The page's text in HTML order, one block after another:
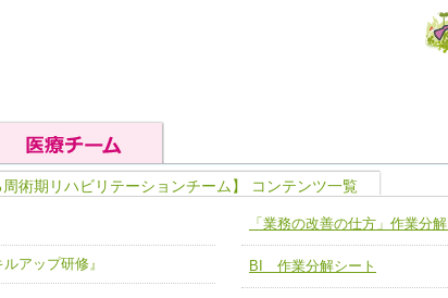
能力
て、必要な基礎能力を身につ
ユニット４ 専門能力拡大・向上
各職種のスキルを拡大・向上さ
決チーム】
よる高度医療を必要とする在
チーム14【苦情・クレーム・
チーム15【人材養成エキスパー
術期リハビリテーションチーム】 コンテンツ一覧
アップ研修』
「業務の改善の仕方」作業分
BI 作業分解シート